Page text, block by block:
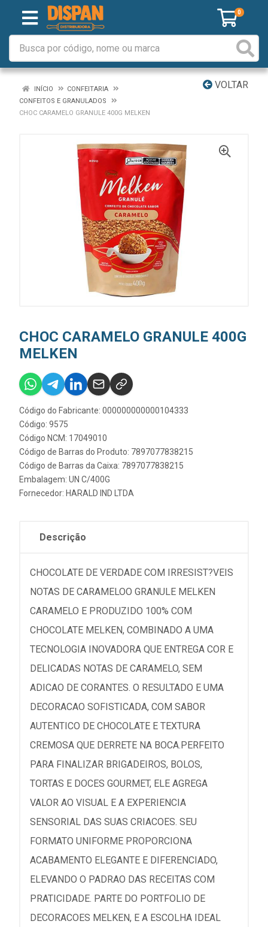
0
VOLTAR
INÍCIO
CONFEITARIA
CONFEITOS E GRANULADOS
CHOC CARAMELO GRANULE 400G MELKEN
CHOC CARAMELO GRANULE 400G
MELKEN
Código do Fabricante: 000000000000104333
Código: 9575
Código NCM: 17049010
Código de Barras do Produto: 7897077838215
Código de Barras da Caixa: 7897077838215
Embalagem: UN C/400G
Fornecedor: HARALD IND LTDA
Descrição
CHOCOLATE DE VERDADE COM IRRESIST?VEIS
NOTAS DE CARAMELOO GRANULE MELKEN
CARAMELO E PRODUZIDO 100% COM
CHOCOLATE MELKEN, COMBINADO A UMA
TECNOLOGIA INOVADORA QUE ENTREGA COR E
DELICADAS NOTAS DE CARAMELO, SEM
ADICAO DE CORANTES. O RESULTADO E UMA
DECORACAO SOFISTICADA, COM SABOR
AUTENTICO DE CHOCOLATE E TEXTURA
CREMOSA QUE DERRETE NA BOCA.PERFEITO
PARA FINALIZAR BRIGADEIROS, BOLOS,
TORTAS E DOCES GOURMET, ELE AGREGA
VALOR AO VISUAL E A EXPERIENCIA
SENSORIAL DAS SUAS CRIACOES. SEU
FORMATO UNIFORME PROPORCIONA
ACABAMENTO ELEGANTE E DIFERENCIADO,
ELEVANDO O PADRAO DAS RECEITAS COM
PRATICIDADE. PARTE DO PORTFOLIO DE
DECORACOES MELKEN, E A ESCOLHA IDEAL